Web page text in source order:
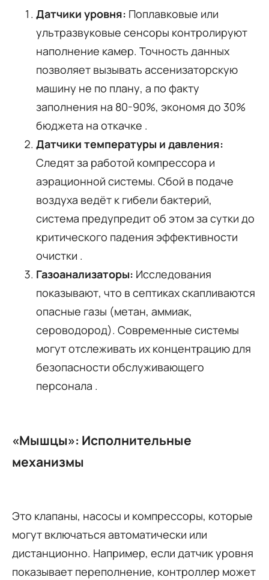
Датчики уровня: Поплавковые или
ультразвуковые сенсоры контролируют
наполнение камер. Точность данных
позволяет вызывать ассенизаторскую
машину не по плану, а по факту
заполнения на 80-90%, экономя до 30%
бюджета на откачке .
Датчики температуры и давления:
Следят за работой компрессора и
аэрационной системы. Сбой в подаче
воздуха ведёт к гибели бактерий,
система предупредит об этом за сутки до
критического падения эффективности
очистки .
Газоанализаторы: Исследования
показывают, что в септиках скапливаются
опасные газы (метан, аммиак,
сероводород). Современные системы
могут отслеживать их концентрацию для
безопасности обслуживающего
персонала .
«Мышцы»: Исполнительные
механизмы
Это клапаны, насосы и компрессоры, которые
могут включаться автоматически или
дистанционно. Например, если датчик уровня
показывает переполнение, контроллер может